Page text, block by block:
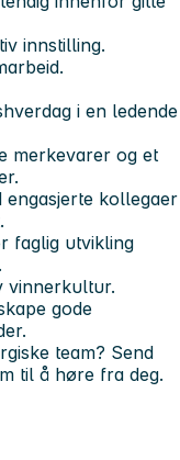
innstilling.
i en ledende
merkevarer og et
engasjerte kollegaer
faglig utvikling
vinnerkultur.
gode
team? Send
til å høre fra deg.